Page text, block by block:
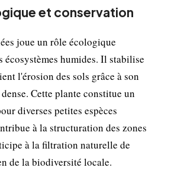
et conservation
joue un rôle écologique
écosystèmes humides. Il stabilise
l'érosion des sols grâce à son
Cette plante constitue un
diverses petites espèces
à la structuration des zones
à la filtration naturelle de
de la biodiversité locale.